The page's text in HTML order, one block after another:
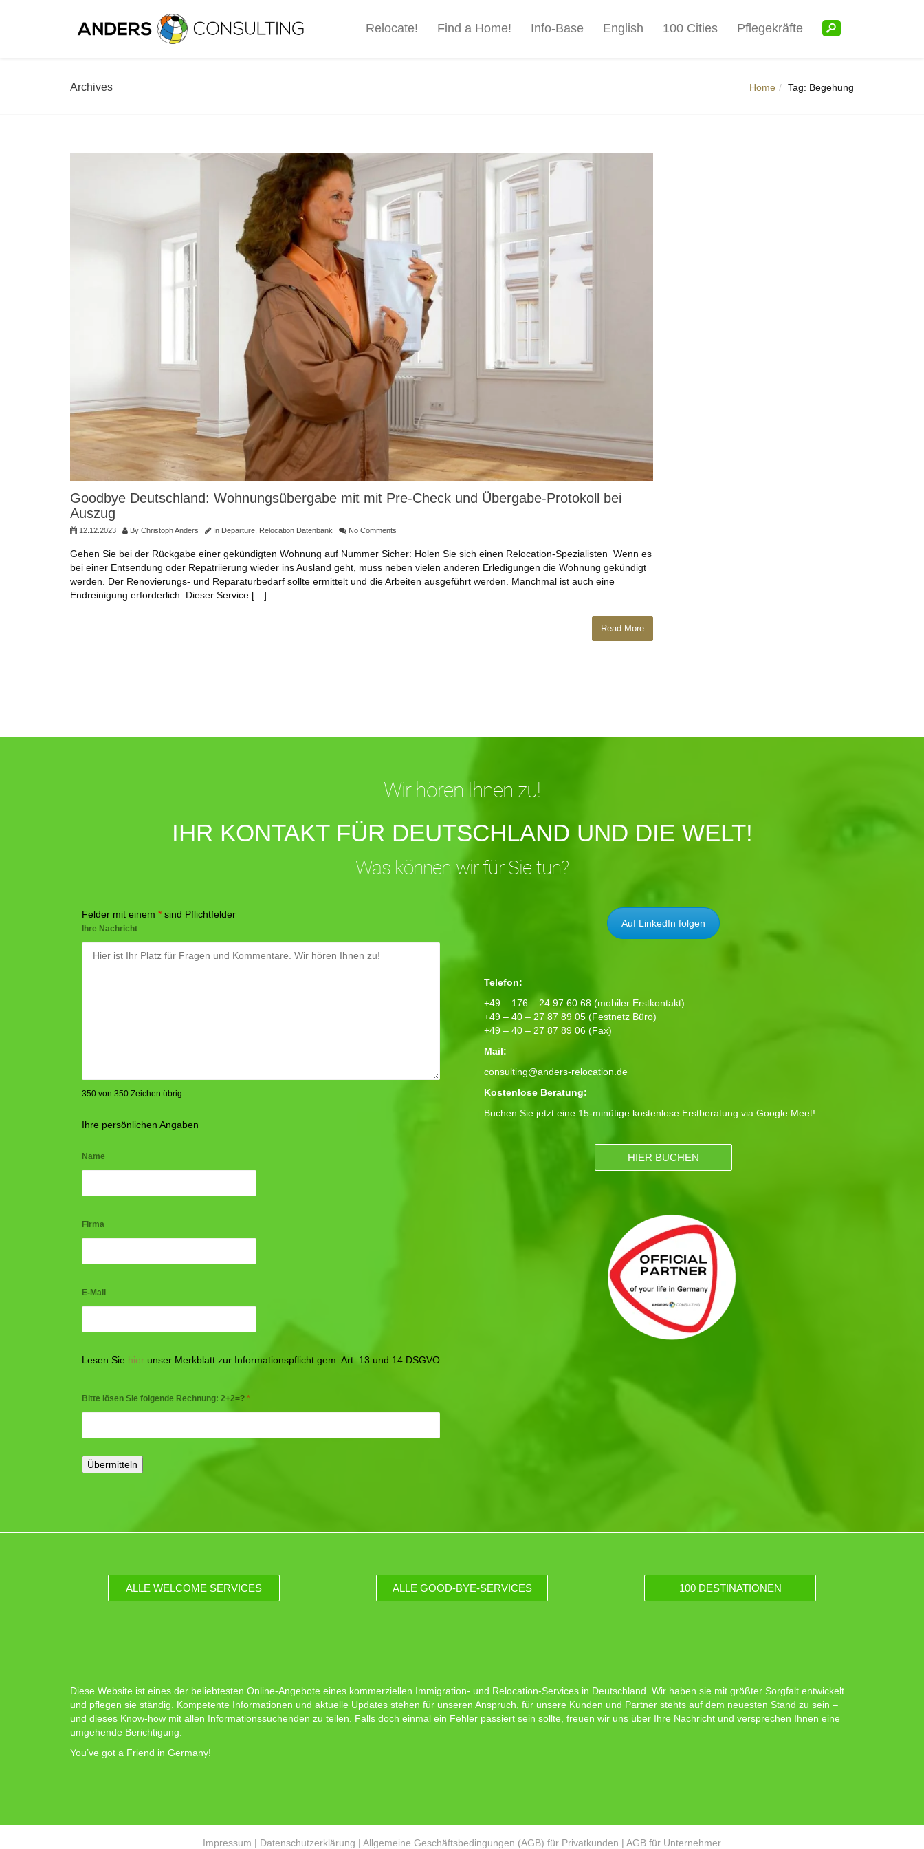
Relocate! Find a Home! Info-Base English 100 Cities Pflegekräfte
Archives Home Tag: Begehung
Goodbye Deutschland: Wohnungsübergabe mit mit Pre-Check und Übergabe-Protokoll bei
Auszug
12.12.2023 By Christoph Anders In Departure Relocation Datenbank No Comments
Gehen Sie bei der Rückgabe einer gekündigten Wohnung auf Nummer Sicher: Holen Sie sich einen Relocation-Spezialisten Wenn es
bei einer Entsendung oder Repatriierung wieder ins Ausland geht, muss neben vielen anderen Erledigungen die Wohnung gekündigt
werden. Der Renovierungs- und Reparaturbedarf sollte ermittelt und die Arbeiten ausgeführt werden. Manchmal ist auch eine
Endreinigung erforderlich. Dieser Service […]
Read More
Wir hören Ihnen zu!
IHR KONTAKT FÜR DEUTSCHLAND UND DIE WELT!
Was können wir für Sie tun?
Felder mit einem * sind Pflichtfelder
Ihre Nachricht
350 von 350 Zeichen übrig
Ihre persönlichen Angaben
Name
Firma
E-Mail
Lesen Sie hier unser Merkblatt zur Informationspflicht gem. Art. 13 und 14 DSGVO
Bitte lösen Sie folgende Rechnung: 2+2=? *
Auf LinkedIn folgen
Telefon:
+49 – 176 – 24 97 60 68 (mobiler Erstkontakt)
+49 – 40 – 27 87 89 05 (Festnetz Büro)
+49 – 40 – 27 87 89 06 (Fax)
Mail:
consulting@anders-relocation.de
Kostenlose Beratung:
Buchen Sie jetzt eine 15-minütige kostenlose Erstberatung via Google Meet!
HIER BUCHEN
ALLE WELCOME SERVICES ALLE GOOD-BYE-SERVICES 100 DESTINATIONEN
Diese Website ist eines der beliebtesten Online-Angebote eines kommerziellen Immigration- und Relocation-Services in Deutschland. Wir haben sie mit größter Sorgfalt entwickelt
und pflegen sie ständig. Kompetente Informationen und aktuelle Updates stehen für unseren Anspruch, für unsere Kunden und Partner stehts auf dem neuesten Stand zu sein –
und dieses Know-how mit allen Informationssuchenden zu teilen. Falls doch einmal ein Fehler passiert sein sollte, freuen wir uns über Ihre Nachricht und versprechen Ihnen eine
umgehende Berichtigung.
You’ve got a Friend in Germany!
Impressum | Datenschutzerklärung | Allgemeine Geschäftsbedingungen (AGB) für Privatkunden | AGB für Unternehmer